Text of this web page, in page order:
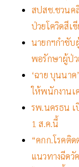
สปสช.ชวนค
ป่วยโควิดสีเ
นายกฯกำชับ
พอรักษาผู้ป่ว
‘ฉาย บุนนา
ให้พนักงานเ
รพ.นครธน เ
1 ส.ค.นี้
“คกก.โรคติ
แนวทางฉีดวั